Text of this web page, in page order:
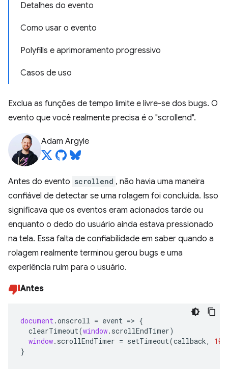
Detalhes do evento
Como usar o evento
Polyfills e aprimoramento progressivo
Casos de uso
Exclua as funções de tempo limite e livre-se dos bugs. O
evento que você realmente precisa é o "scrollend".
Adam Argyle
Antes do evento scrollend , não havia uma maneira
confiável de detectar se uma rolagem foi concluída. Isso
significava que os eventos eram acionados tarde ou
enquanto o dedo do usuário ainda estava pressionado
na tela. Essa falta de confiabilidade em saber quando a
rolagem realmente terminou gerou bugs e uma
experiência ruim para o usuário.
Antes
document.onscroll = event => {
clearTimeout(window. scrollEndTimer)
window. scrollEndTimer = setTimeout(callback, 100
}